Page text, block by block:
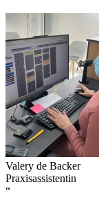
Valery de Backer
Praxisassistentin
“